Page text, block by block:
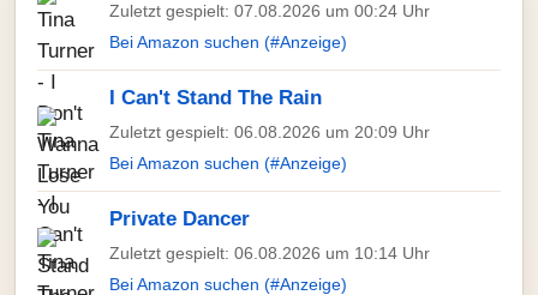
Zuletzt gespielt: 07.08.2026 um 00:24 Uhr
Bei Amazon suchen (#Anzeige)
I Can't Stand The Rain
Zuletzt gespielt: 06.08.2026 um 20:09 Uhr
Bei Amazon suchen (#Anzeige)
Private Dancer
Zuletzt gespielt: 06.08.2026 um 10:14 Uhr
Bei Amazon suchen (#Anzeige)